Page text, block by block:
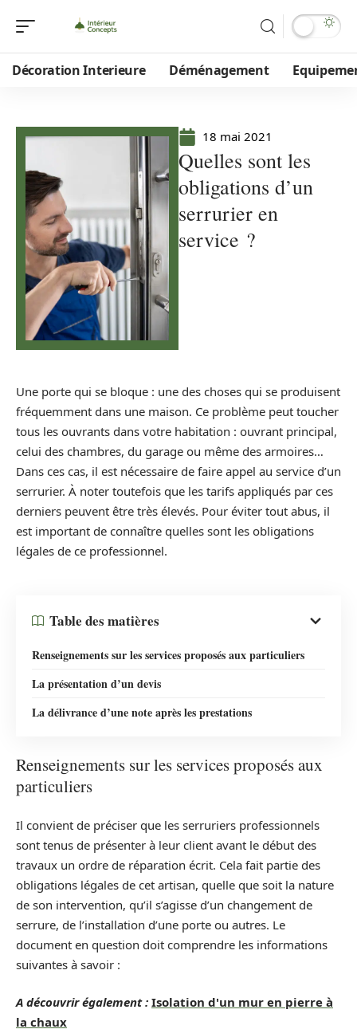
Décoration Interieure Déménagement
18 mai 2021
Quelles sont les
obligations d’un
serrurier en
service ?
Une porte qui se bloque : une des choses qui se produisent
fréquemment dans une maison. Ce problème peut toucher
tous les ouvrants dans votre habitation : ouvrant principal,
celui des chambres, du garage ou même des armoires…
Dans ces cas, il est nécessaire de faire appel au service d’un
serrurier. À noter toutefois que les tarifs appliqués par ces
derniers peuvent être très élevés. Pour éviter tout abus, il
est important de connaître quelles sont les obligations
légales de ce professionnel.
Table des matières
Renseignements sur les services proposés aux particuliers
La présentation d’un devis
La délivrance d’une note après les prestations
Renseignements sur les services proposés aux
particuliers
Il convient de préciser que les serruriers professionnels
sont tenus de présenter à leur client avant le début des
travaux un ordre de réparation écrit. Cela fait partie des
obligations légales de cet artisan, quelle que soit la nature
de son intervention, qu’il s’agisse d’un changement de
serrure, de l’installation d’une porte ou autres. Le
document en question doit comprendre les informations
suivantes à savoir :
A découvrir également : Isolation d'un mur en pierre à
la chaux